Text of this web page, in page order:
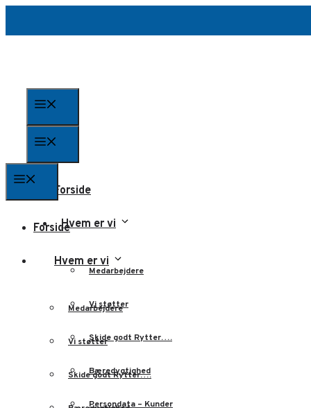
Forside
Hvem er vi
Medarbejdere
Vi støtter
Skide godt Rytter….
Bæredygtighed
Persondata – Kunder
Forside
Hvem er vi
Medarbejdere
Vi støtter
Skide godt Rytter….